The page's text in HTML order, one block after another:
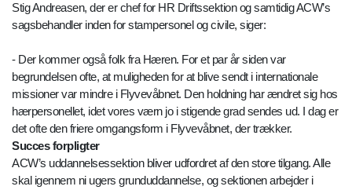
Stig Andreasen, der er chef for HR Driftssektion og samtidig ACW’s
sagsbehandler inden for stampersonel og civile, siger:
- Der kommer også folk fra Hæren. For et par år siden var
begrundelsen ofte, at muligheden for at blive sendt i internationale
missioner var mindre i Flyvevåbnet. Den holdning har ændret sig hos
hærpersonellet, idet vores værn jo i stigende grad sendes ud. I dag er
det ofte den friere omgangsform i Flyvevåbnet, der trækker.
Succes forpligter
ACW’s uddannelsessektion bliver udfordret af den store tilgang. Alle
skal igennem ni ugers grunduddannelse, og sektionen arbejder i